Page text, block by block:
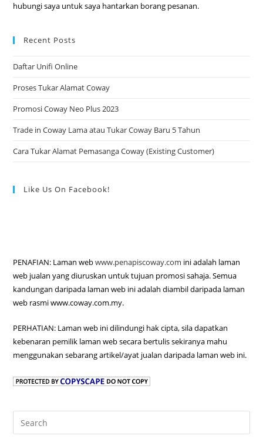
hubungi saya untuk saya hantarkan borang pesanan.
Recent Posts
Daftar Unifi Online
Proses Tukar Alamat Coway
Promosi Coway Neo Plus 2023
Trade in Coway Lama atau Tukar Coway Baru 5 Tahun
Cara Tukar Alamat Pemasanga Coway (Existing Customer)
Like Us On Facebook!
PENAFIAN: Laman webwww.penapiscoway.com ini adalah laman
web jualan yang diuruskan untuk tujuan promosi sahaja. Semua
kandungan daripada laman web ini adalah diambil daripada laman
web rasmi www.coway.com.my.
PERHATIAN: Laman web ini dilindungi hak cipta, sila dapatkan
kebenaran pemilik laman web secara bertulis sekiranya mahu
menggunakan sebarang artikel/ayat jualan daripada laman web ini.